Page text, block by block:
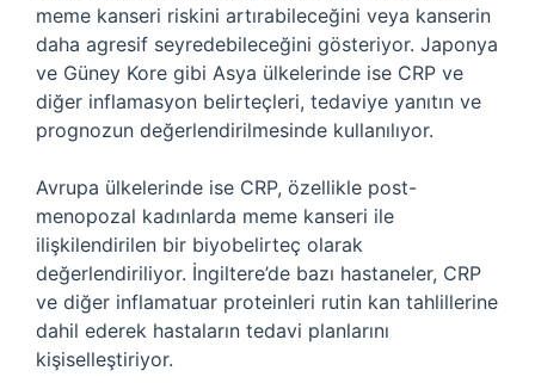
meme kanseri riskini artırabileceğini veya kanserin
daha agresif seyredebileceğini gösteriyor. Japonya
ve Güney Kore gibi Asya ülkelerinde ise CRP ve
diğer inflamasyon belirteçleri, tedaviye yanıtın ve
prognozun değerlendirilmesinde kullanılıyor.
Avrupa ülkelerinde ise CRP, özellikle post-
menopozal kadınlarda meme kanseri ile
ilişkilendirilen bir biyobelirteç olarak
değerlendiriliyor. İngiltere’de bazı hastaneler, CRP
ve diğer inflamatuar proteinleri rutin kan tahlillerine
dahil ederek hastaların tedavi planlarını
kişiselleştiriyor.